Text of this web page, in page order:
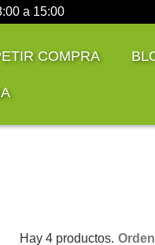
a 15:00
COMPRA
Hay 4 productos.